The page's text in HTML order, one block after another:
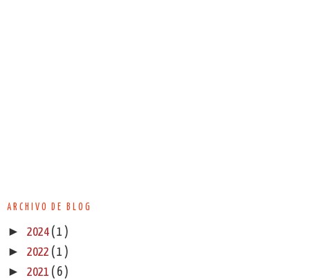
ARCHIVO DE BLOG
► 2024 ( 1 )
► 2022 ( 1 )
► 2021 ( 6 )